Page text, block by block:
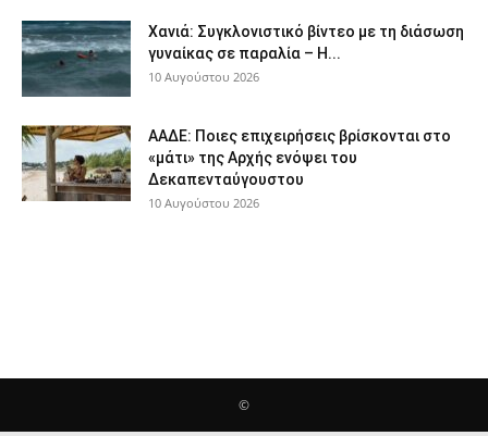
Χανιά: Συγκλονιστικό βίντεο με τη διάσωση
γυναίκας σε παραλία – Η...
10 Αυγούστου 2026
ΑΑΔΕ: Ποιες επιχειρήσεις βρίσκονται στο
«μάτι» της Αρχής ενόψει του
Δεκαπενταύγουστου
10 Αυγούστου 2026
©